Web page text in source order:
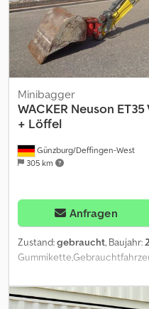
Günzburg/Deffingen-West
305 km
Minibagger
WACKER Neuson
+ Löffel
Anfragen
Zustand:gebraucht, Baujahr:
3405 Wacker Neuson ET 35
2353, Einsatzgewicht: 4043
13,2, 300 mm Gummiketten,